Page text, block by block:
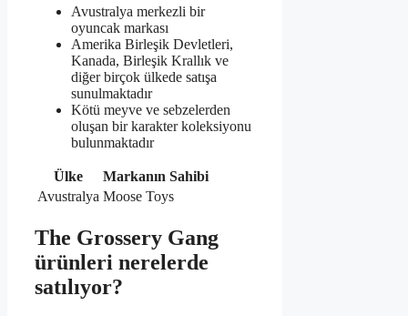
Avustralya merkezli bir
oyuncak markası
Amerika Birleşik Devletleri,
Kanada, Birleşik Krallık ve
diğer birçok ülkede satışa
sunulmaktadır
Kötü meyve ve sebzelerden
oluşan bir karakter koleksiyonu
bulunmaktadır
Ülke
Markanın Sahibi
Avustralya Moose Toys
The Grossery Gang
ürünleri nerelerde
satılıyor?